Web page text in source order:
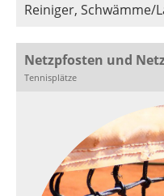
Reiniger, Schwämme/
Netzpfosten und
Tennisplätze